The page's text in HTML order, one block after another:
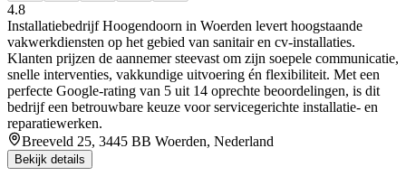
4.8
Installatiebedrijf Hoogendoorn in Woerden levert hoogstaande
vakwerkdiensten op het gebied van sanitair en cv-installaties.
Klanten prijzen de aannemer steevast om zijn soepele communicatie,
snelle interventies, vakkundige uitvoering én flexibiliteit. Met een
perfecte Google-rating van 5 uit 14 oprechte beoordelingen, is dit
bedrijf een betrouwbare keuze voor servicegerichte installatie- en
reparatiewerken.
Breeveld 25, 3445 BB Woerden, Nederland
Bekijk details